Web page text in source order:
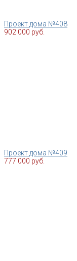
Проект дома №408
902 000 руб.
Проект дома №409
777 000 руб.